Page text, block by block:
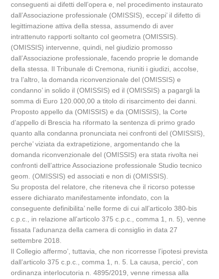
conseguenti ai difetti dell’opera e, nel procedimento instaurato
dall’Associazione professionale (OMISSIS), eccepi’ il difetto di
legittimazione attiva della stessa, assumendo di aver
intrattenuto rapporti soltanto col geometra (OMISSIS).
(OMISSIS) intervenne, quindi, nel giudizio promosso
dall’Associazione professionale, facendo proprie le domande
della stessa. Il Tribunale di Cremona, riuniti i giudizi, accolse,
tra l’altro, la domanda riconvenzionale del (OMISSIS) e
condanno’ in solido il (OMISSIS) ed il (OMISSIS) a pagargli la
somma di Euro 120.000,00 a titolo di risarcimento dei danni.
Proposto appello da (OMISSIS) e da (OMISSIS), la Corte
d’appello di Brescia ha riformato la sentenza di primo grado
quanto alla condanna pronunciata nei confronti del (OMISSIS),
perche’ viziata da extrapetizione, argomentando che la
domanda riconvenzionale del (OMISSIS) era stata rivolta nei
confronti dell’attrice Associazione professionale Studio tecnico
geom. (OMISSIS) ed associati e non di (OMISSIS).
Su proposta del relatore, che riteneva che il ricorso potesse
essere dichiarato manifestamente infondato, con la
conseguente definibilita’ nelle forme di cui all’articolo 380-bis
c.p.c., in relazione all’articolo 375 c.p.c., comma 1, n. 5), venne
fissata l’adunanza della camera di consiglio in data 27
settembre 2018.
Il Collegio affermo’, tuttavia, che non ricorresse l’ipotesi prevista
dall’articolo 375 c.p.c., comma 1, n. 5. La causa, percio’, con
ordinanza interlocutoria n. 4895/2019, venne rimessa alla